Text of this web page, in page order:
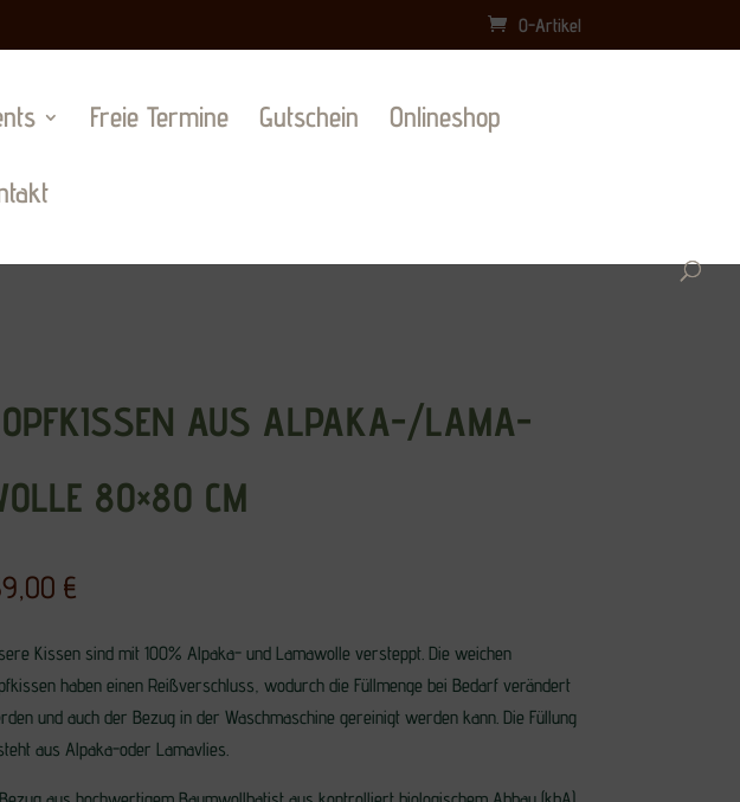
0-Artikel
Freie Termine Gutschein Onlineshop
AUS ALPAKA-/LAMA-
80×80 CM
€
Kissen sind mit 100% Alpaka- und Lamawolle versteppt. Die weichen
haben einen Reißverschluss, wodurch die Füllmenge bei Bedarf verändert
und auch der Bezug in der Waschmaschine gereinigt werden kann. Die Füllung
aus Alpaka-oder Lamavlies.